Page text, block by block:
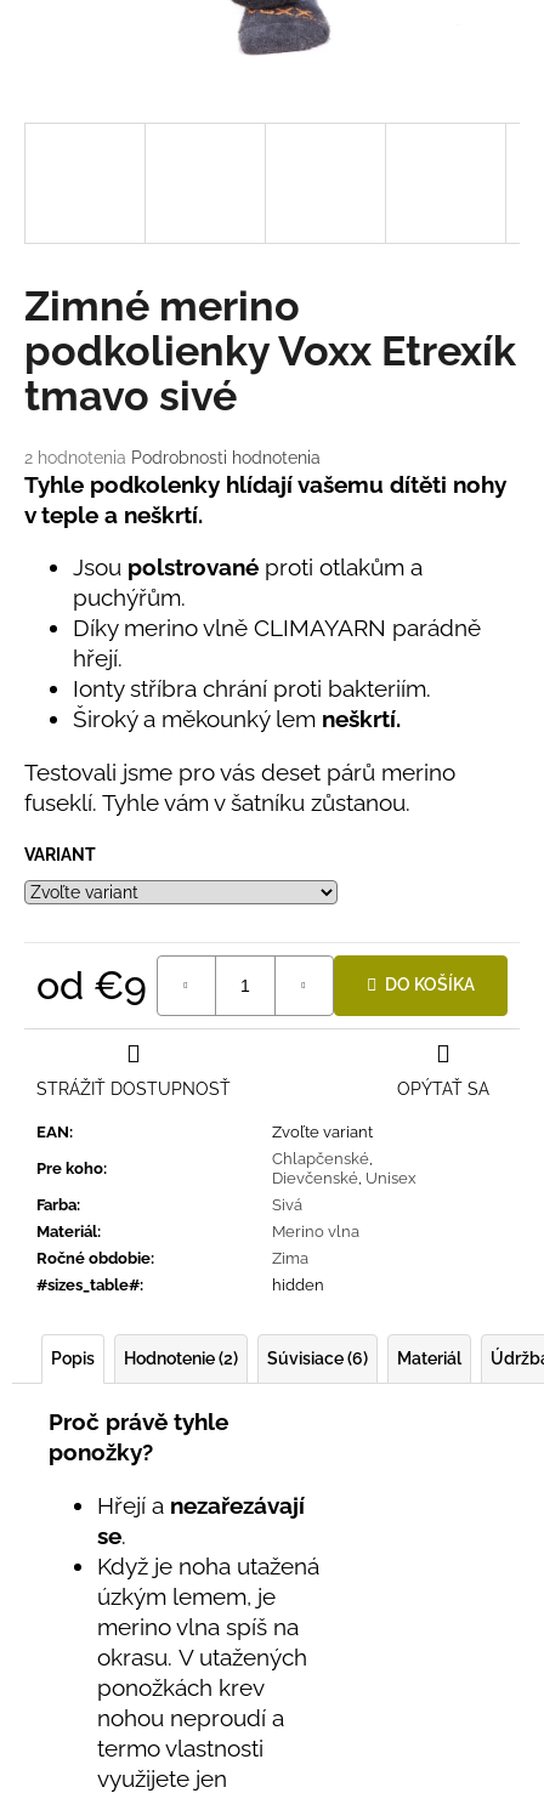
Priemerné
hodnotenie
produktu
je
hviezdičiek.
2 hodnotenia Podrobnosti hodnotenia
Zimné merino
podkolienky Voxx Etrexík
tmavo sivé
Tyhle podkolenky hlídají vašemu dítěti nohy
v teple a neškrtí.
Jsou polstrované proti otlakům a
puchýřům.
Díky merino vlně CLIMAYARN parádně
hřejí.
Ionty stříbra chrání proti bakteriím.
Široký a měkounký lem neškrtí.
Testovali jsme pro vás deset párů merino
fuseklí. Tyhle vám v šatníku zůstanou.
VARIANT
od €9 DO KOŠÍKA
EAN:
Zvoľte variant
Pre koho:
Chlapčenské
Dievčenské Unisex
Farba:
Sivá
Materiál:
Merino vlna
Ročné obdobie:
Zima
#sizes_table#: hidden
OPÝTAŤ SA
STRÁŽIŤ DOSTUPNOSŤ
Popis Hodnotenie (2) Súvisiace (6) Materiál
Proč právě tyhle
ponožky?
Hřejí a nezařezávají
se.
Když je noha utažená
úzkým lemem, je
merino vlna spíš na
okrasu. V utažených
ponožkách krev
nohou neproudí a
termo vlastnosti
využijete jen
ť
O
d
o
r
ú
BAMBUSOVÉ
TRIKO
PRUHY
MODRÉ
€18